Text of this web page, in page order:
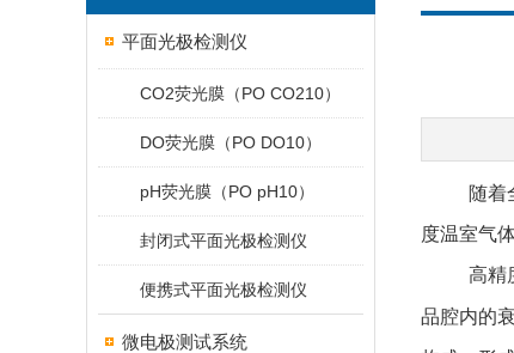
平面光极检测仪
CO2荧光膜（PO CO210）
DO荧光膜（PO DO10）
pH荧光膜（PO pH10）
封闭式平面光极检测仪
便携式平面光极检测仪
微电极测试系统
随着
度温室气
高精
品腔内的